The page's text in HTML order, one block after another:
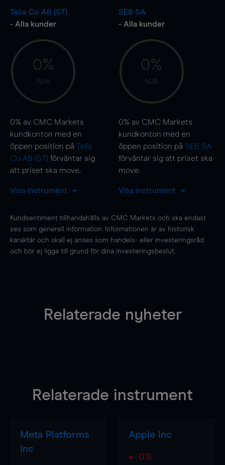
Telia Co AB (ST)
- Alla kunder
0%
N/A
0% av CMC Markets
kundkonton med en
öppen position på Telia
Co AB (ST) förväntar sig
att priset ska move.
Visa instrument
SEB SA
- Alla kunder
0%
N/A
0% av CMC Markets
kundkonton med en
öppen position på SEB SA
förväntar sig att priset ska
move.
Visa instrument
Kundsentiment tillhandahålls av CMC Markets och ska endast
ses som generell information. Informationen är av historisk
karaktär och skall ej anses som handels- eller investeringsråd
och bör ej ligga till grund för dina investeringsbeslut.
Relaterade nyheter
Relaterade instrument
Meta Platforms
Inc
Apple Inc
0%